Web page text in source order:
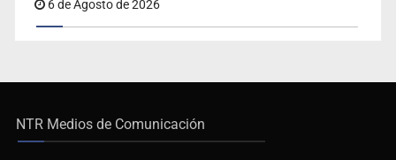
6 de Agosto de 2026
NTR Medios de Comunicación